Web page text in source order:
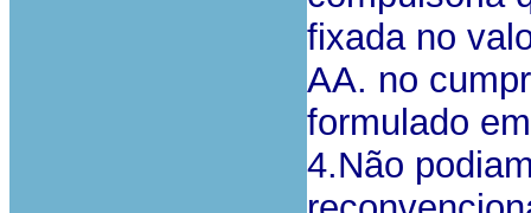
fixada no
AA. no
formulado
4.Não